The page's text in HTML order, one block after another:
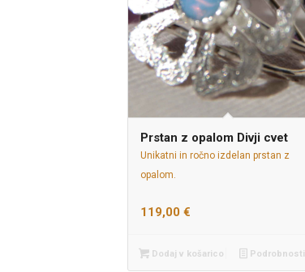
Prstan z opalom Divji cvet
Unikatni in ročno izdelan prstan z
opalom.
119,00 €
Dodaj v košarico Podrobnosti